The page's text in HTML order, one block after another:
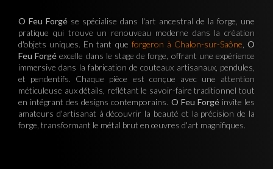
O Feu Forgé se spécialise dans l'art ancestral de la forge, une
pratique qui trouve un renouveau moderne dans la création
d'objets uniques. En tant que forgeron à Chalon-sur-Saône O
Feu Forgé excelle dans le stage de forge, offrant une expérience
immersive dans la fabrication de couteaux artisanaux, pendules,
et pendentifs. Chaque pièce est conçue avec une attention
méticuleuse aux détails, reflétant le savoir-faire traditionnel tout
en intégrant des designs contemporains. O Feu Forgéinvite les
amateurs d'artisanat à découvrir la beauté et la précision de la
forge, transformant le métal brut en œuvres d'art magnifiques.